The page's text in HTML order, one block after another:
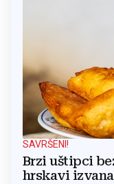
SAVRŠENI!
Brzi uštipci
hrskavi